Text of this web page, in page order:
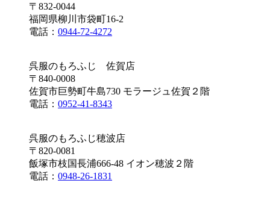
〒832-0044
福岡県柳川市袋町16-2
電話： 0944-72-4272
呉服のもろふじ 佐賀店
〒840-0008
佐賀市巨勢町牛島730 モラージュ佐賀２階
電話： 0952-41-8343
呉服のもろふじ穂波店
〒820-0081
飯塚市枝国長浦666-48 イオン穂波２階
電話： 0948-26-1831